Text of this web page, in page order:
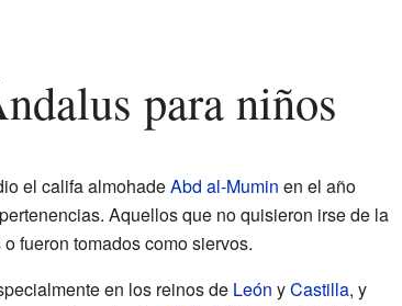
para niños
el califa almohadeAbd al-Mumin en el año
Aquellos que no quisieron irse de la
fueron tomados como siervos.
en los reinos de León yCastilla, y